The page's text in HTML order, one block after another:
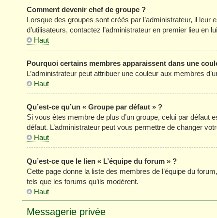
Comment devenir chef de groupe ?
Lorsque des groupes sont créés par l’administrateur, il
d’utilisateurs, contactez l’administrateur en premier lieu en
Haut
Pourquoi certains membres apparaissent dans une
L’administrateur peut attribuer une couleur aux membres
Haut
Qu’est-ce qu’un « Groupe par défaut » ?
Si vous êtes membre de plus d’un groupe, celui par défaut
défaut. L’administrateur peut vous permettre de changer
Haut
Qu’est-ce que le lien « L’équipe du forum » ?
Cette page donne la liste des membres de l’équipe du
tels que les forums qu’ils modèrent.
Haut
Messagerie privée